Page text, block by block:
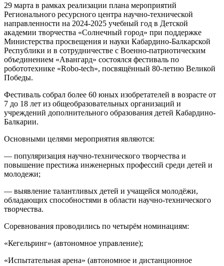
29 марта в рамках реализации плана мероприятий
Регионального ресурсного центра научно-технической
направленности на 2024-2025 учебный год в Детской
академии творчества «Солнечный город» при поддержке
Министерства просвещения и науки Кабардино-Балкарской
Республики и в сотрудничестве с Военно-патриотическим
объединением «Авангард» состоялся фестиваль по
робототехнике «Robo-tech», посвящённый 80-летию Великой
Победы.
Фестиваль собрал более 60 юных изобретателей в возрасте от
7 до 18 лет из общеобразовательных организаций и
учреждений дополнительного образования детей Кабардино-
Балкарии.
Основными целями мероприятия являются:
— популяризация научно-технического творчества и
повышение престижа инженерных профессий среди детей и
молодежи;
— выявление талантливых детей и учащейся молодёжи,
обладающих способностями в области научно-технического
творчества.
Соревнования проводились по четырём номинациям:
«Кегельринг» (автономное управление);
«Испытательная арена» (автономное и дистанционное